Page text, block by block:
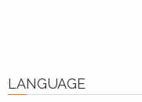
LANGUAGE